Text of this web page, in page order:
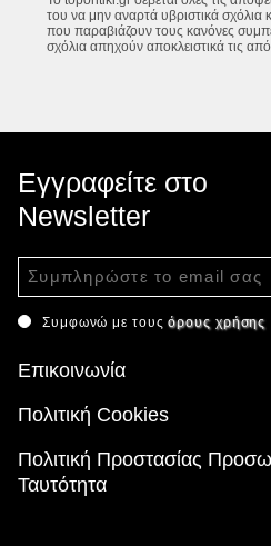
του να μην αναρτά υβριστικά σχόλια
που παραβιάζουν τους κανόνες
σχόλια απηχούν αποκλειστικά τις
Εγγραφείτε στο
Newsletter
Συμφωνώ με τουςόρους χρήσης
Επικοινωνία
Πολιτική Cookies
Πολιτική Προστασίας
Ταυτότητα